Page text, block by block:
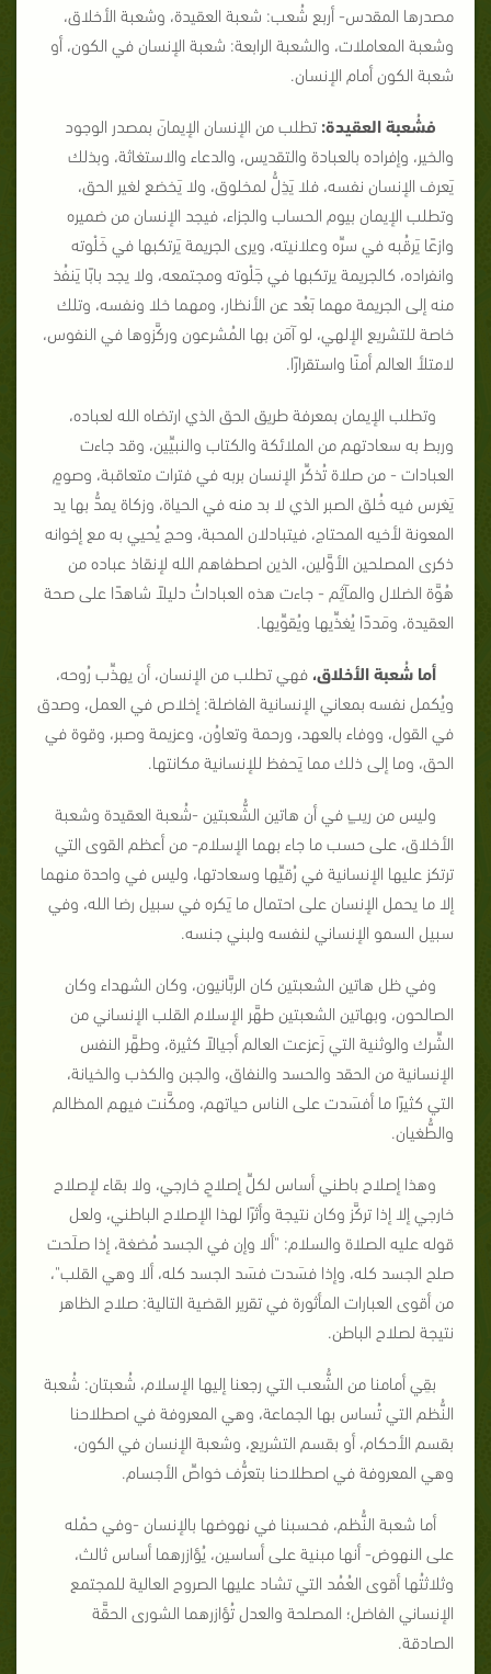
مصدرها المقدس- أربع شُعب: شعبة العقيدة، وشعبة الأخلاق،
وشعبة المعاملات، والشعبة الرابعة: شعبة الإنسان في الكون، أو
شعبة الكون أمام الإنسان.
فشُعبة العقيدة: تطلب من الإنسان الإيمانَ بمصدر الوجود
والخير، وإفراده بالعبادة والتقديس، والدعاء والاستغاثة، وبذلك
يَعرف الإنسان نفسه، فلا يَذِلُّ لمخلوق، ولا يَخضع لغير الحق،
وتطلب الإيمان بيوم الحساب والجزاء، فيجد الإنسان من ضميره
وازعًا يَرقُبه في سرِّه وعلانيته، ويرى الجريمة يَرتكبها في خَلْوته
وانفراده، كالجريمة يرتكبها في جَلْوته ومجتمعه، ولا يجد بابًا يَنفُذ
منه إلى الجريمة مهما بَعُد عن الأنظار، ومهما خلا ونفسه، وتلك
خاصة للتشريع الإلهي، لو آمَن بها المُشرعون وركَّزوها في النفوس،
لامتلأ العالم أمنًا واستقرارًا.
وتطلب الإيمان بمعرفة طريق الحق الذي ارتضاه الله لعباده،
وربط به سعادتهم من الملائكة والكتاب والنبيِّين، وقد جاءت
العبادات - من صلاة تُذكِّر الإنسان بربه في فترات متعاقبة، وصومٍ
يَغرس فيه خُلق الصبر الذي لا بد منه في الحياة، وزكاة يمدُّ بها يد
المعونة لأخيه المحتاج، فيتبادلان المحبة، وحج يُحيي به مع إخوانه
ذكرى المصلحين الأوَّلين، الذين اصطفاهم الله لإنقاذ عباده من
هُوَّة الضلال والمآثِم - جاءت هذه العباداتُ دليلاً شاهدًا على صحة
العقيدة، ومَددًا يُغذِّيها ويُقوِّيها.
أما شُعبة الأخلاق، فهي تطلب من الإنسان، أن يهذِّب رُوحه،
ويُكمل نفسه بمعاني الإنسانية الفاضلة: إخلاص في العمل، وصدق
في القول، ووفاء بالعهد، ورحمة وتعاوُن، وعزيمة وصبر، وقوة في
الحق، وما إلى ذلك مما يَحفظ للإنسانية مكانتها.
وليس من ريبٍ في أن هاتين الشُّعبتين -شُعبة العقيدة وشعبة
الأخلاق، على حسب ما جاء بهما الإسلام- من أعظم القوى التي
ترتكز عليها الإنسانية في رُقيِّها وسعادتها، وليس في واحدة منهما
إلا ما يحمل الإنسان على احتمال ما يَكره في سبيل رضا الله، وفي
سبيل السمو الإنساني لنفسه ولبني جنسه.
وفي ظل هاتين الشعبتين كان الربَّانيون، وكان الشهداء وكان
الصالحون، وبهاتين الشعبتين طهَّر الإسلام القلب الإنساني من
الشِّرك والوثنية التي زَعزعت العالم أجيالاً كثيرة، وطهَّر النفس
الإنسانية من الحقد والحسد والنفاق، والجبن والكذب والخيانة،
التي كثيرًا ما أفسَدت على الناس حياتهم، ومكَّنت فيهم المظالم
والطُّغيان.
وهذا إصلاح باطني أساس لكلِّ إصلاحٍ خارجي، ولا بقاء لإصلاح
خارجي إلا إذا تركَّز وكان نتيجة وأثرًا لهذا الإصلاح الباطني، ولعل
قوله عليه الصلاة والسلام: "ألا وإن في الجسد مُضغة، إذا صلَحت
صلح الجسد كله، وإذا فسَدت فسَد الجسد كله، ألا وهي القلب"،
من أقوى العبارات المأثورة في تقرير القضية التالية: صلاح الظاهر
نتيجة لصلاح الباطن.
بقِي أمامنا من الشُّعب التي رجعنا إليها الإسلام، شُعبتان: شُعبة
النُّظم التي تُساس بها الجماعة، وهي المعروفة في اصطلاحنا
بقسم الأحكام، أو بقسم التشريع، وشعبة الإنسان في الكون،
وهي المعروفة في اصطلاحنا بتعرُّف خواصِّ الأجسام.
أما شعبة النُّظم، فحسبنا في نهوضها بالإنسان -وفي حمْله
على النهوض- أنها مبنية على أساسين، يُؤازرهما أساس ثالث،
وثلاثتُها أقوى العُمُد التي تشاد عليها الصروح العالية للمجتمع
الإنساني الفاضل؛ المصلحة والعدل تُؤازرهما الشورى الحقَّة
الصادقة.